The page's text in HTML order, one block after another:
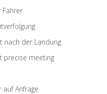
Fahrer
nach der Landung
precise meeting
auf Anfrage